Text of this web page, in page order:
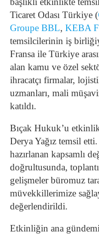
Ticaret Odası Türkiye (
Groupe BBL, KEBA
temsilcilerinin iş
Fransa ile Türkiye
alan kamu ve özel
ihracatçı firmalar,
uzmanları, mali
katıldı.
Bıçak Hukuk’u
Derya Yağız temsil
hazırlanan kapsamlı
doğrultusunda,
gelişmeler büromuz
müvekkillerimize
değerlendirildi.
Etkinliğin ana